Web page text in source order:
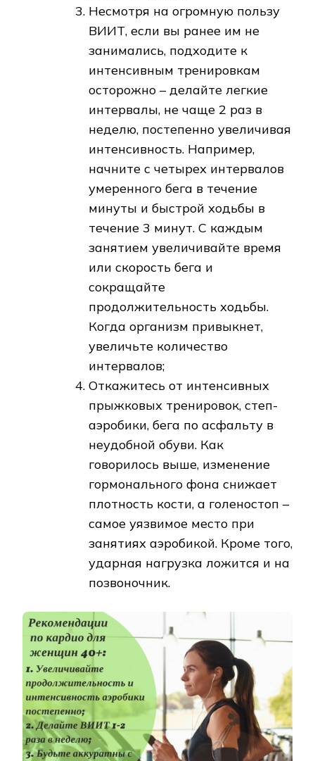
Несмотря на огромную пользу
ВИИТ, если вы ранее им не
занимались, подходите к
интенсивным тренировкам
осторожно – делайте легкие
интервалы, не чаще 2 раз в
неделю, постепенно увеличивая
интенсивность. Например,
начните с четырех интервалов
умеренного бега в течение
минуты и быстрой ходьбы в
течение 3 минут. С каждым
занятием увеличивайте время
или скорость бега и
сокращайте
продолжительность ходьбы.
Когда организм привыкнет,
увеличьте количество
интервалов;
Откажитесь от интенсивных
прыжковых тренировок, степ-
аэробики, бега по асфальту в
неудобной обуви. Как
говорилось выше, изменение
гормонального фона снижает
плотность кости, а голеностоп –
самое уязвимое место при
занятиях аэробикой. Кроме того,
ударная нагрузка ложится и на
позвоночник.